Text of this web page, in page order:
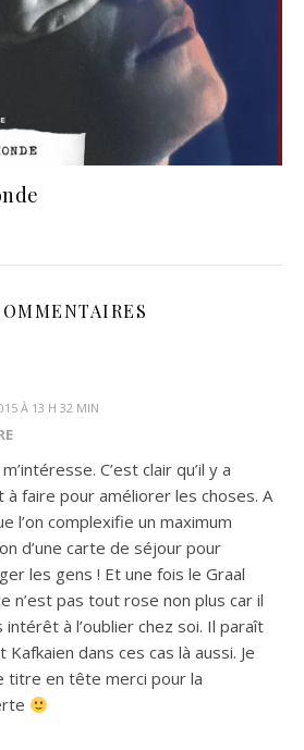
À 13 H 32 MIN
C’est clair qu’il y a
à faire pour améliorer les choses. A
l’on complexifie un maximum
d’une carte de séjour pour
les gens ! Et une fois le Graal
n’est pas tout rose non plus car il
intérêt à l’oublier chez soi. Il paraît
Kafkaien dans ces cas là aussi. Je
titre en tête merci pour la